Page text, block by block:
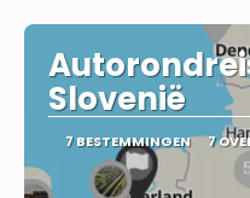
Slovenië
7 BESTEMMINGEN 7